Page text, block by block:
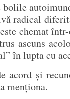
radical
chemat
ascuns
în lupta cu
și
menționa.